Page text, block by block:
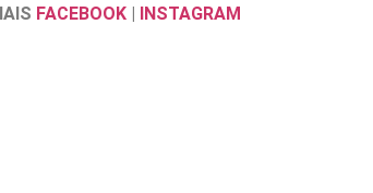
FACEBOOK | INSTAGRAM